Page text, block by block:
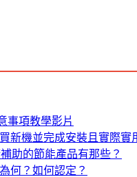
事項教學影片
新機並完成安裝且實際實
助的節能產品有那些？
何？如何認定？